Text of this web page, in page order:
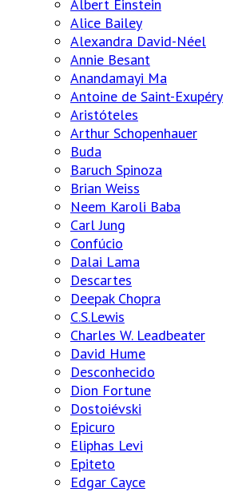
Albert Einstein
Alice Bailey
Alexandra David-Néel
Annie Besant
Anandamayi Ma
Antoine de Saint-Exupéry
Aristóteles
Arthur Schopenhauer
Buda
Baruch Spinoza
Brian Weiss
Neem Karoli Baba
Carl Jung
Confúcio
Dalai Lama
Descartes
Deepak Chopra
C.S.Lewis
Charles W. Leadbeater
David Hume
Desconhecido
Dion Fortune
Dostoiévski
Epicuro
Eliphas Levi
Epiteto
Edgar Cayce